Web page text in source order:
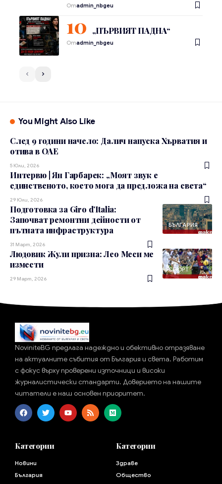
Отadmin_nbgeu
„ПЪРВИЯТ ПАДНА“
Отadmin_nbgeu
You Might Also Like
След 9 години начело: Далич напуска Хърватия и
отива в ОАЕ
5 Юли, 2026
Интервю | Ян Гарбарек: „Моят звук е
единственото, което мога да предложа на света“
29 Юли, 2026
БЪЛГАРИЯ
Подготовка за Giro d’Italia:
Започват ремонтни дейности от
пътната инфраструктура
31 Март, 2026
СПОРТ
Людовик Жули призна: Лео Меси ме
измести
29 Март, 2026
NoviniteBG предлага надеждно и обективно отразяване
на актуалните събития от България и света. Работим
с фокус върху проверени източници и високи
журналистически стандарти. Доверието на нашите
читатели е наш основен приоритет.
Категории
Новини
България
Категории
Здраве
Общество